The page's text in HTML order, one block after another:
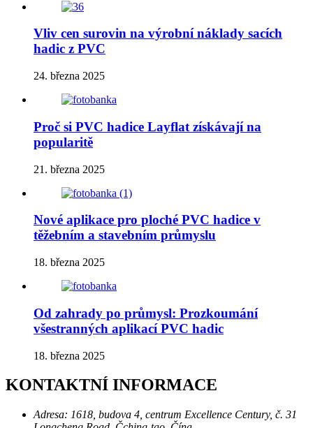
Vliv cen surovin na výrobní náklady sacích
hadic z PVC
24. března 2025
Proč si PVC hadice Layflat získávají na
popularitě
21. března 2025
Nové aplikace pro ploché PVC hadice v
těžebním a stavebním průmyslu
18. března 2025
Od zahrady po průmysl: Prozkoumání
všestranných aplikací PVC hadic
18. března 2025
KONTAKTNÍ INFORMACE
Adresa: 1618, budova 4, centrum Excellence Century, č. 31